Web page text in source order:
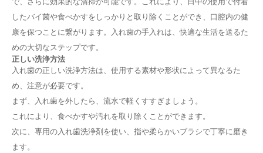
したバイ菌や食べかすをしっかりと取り除くことができ、口腔内の健
康を保つことに繋がります。入れ歯の手入れは、快適な生活を送るた
めの大切なステップです。
正しい洗浄方法
入れ歯の正しい洗浄方法は、使用する素材や形状によって異なるた
め、注意が必要です。
まず、入れ歯を外したら、流水で軽くすすぎましょう。
これにより、食べかすや汚れを取り除くことができます。
次に、専用の入れ歯洗浄剤を使い、指や柔らかいブラシで丁寧に磨き
ます。